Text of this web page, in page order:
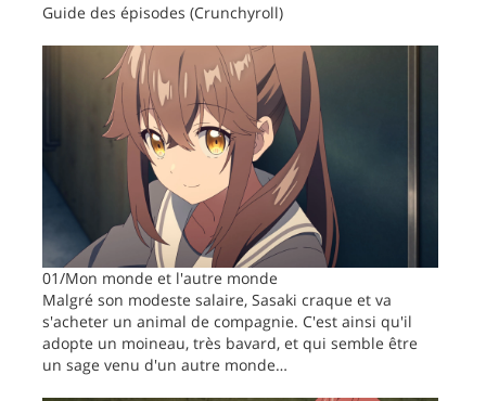
Guide des épisodes (Crunchyroll)
01/Mon monde et l'autre monde
Malgré son modeste salaire, Sasaki craque et va
s'acheter un animal de compagnie. C'est ainsi qu'il
adopte un moineau, très bavard, et qui semble être
un sage venu d'un autre monde…